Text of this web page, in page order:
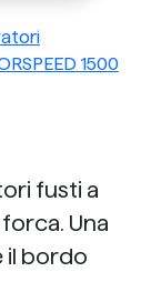
1500
fusti a
Una
il bordo